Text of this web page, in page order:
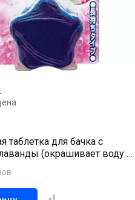
для бачка с
(окрашивает воду в
120 гр